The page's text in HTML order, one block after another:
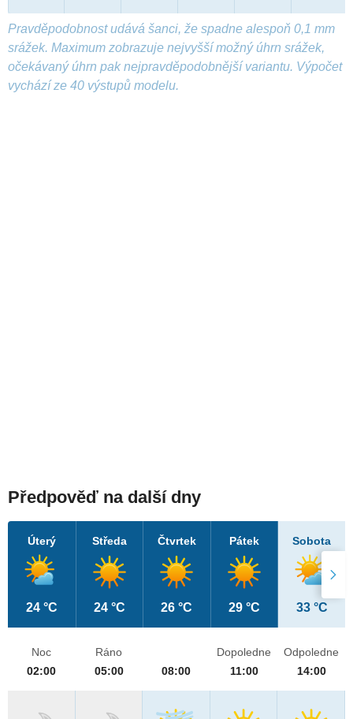
Pravděpodobnost udává šanci, že spadne alespoň 0,1 mm
srážek. Maximum zobrazuje nejvyšší možný úhrn srážek,
očekávaný úhrn pak nejpravděpodobnější variantu. Výpočet
vychází ze 40 výstupů modelu.
Předpověď na další dny
Úterý
24 °C
Středa
24 °C
Čtvrtek
26 °C
Pátek
29 °C
Sobota
33 °C
Noc
02:00
Ráno
05:00
08:00
Dopoledne
11:00
Odpoledne
14:00